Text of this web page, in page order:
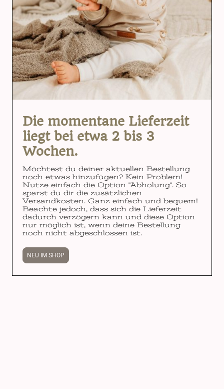
Die momentane Lieferzeit
liegt bei etwa 2 bis 3
Wochen.
Möchtest du deiner aktuellen Bestellung
noch etwas hinzufügen? Kein Problem!
Nutze einfach die Option "Abholung". So
sparst du dir die zusätzlichen
Versandkosten. Ganz einfach und bequem!
Beachte jedoch, dass sich die Lieferzeit
dadurch verzögern kann und diese Option
nur möglich ist, wenn deine Bestellung
noch nicht abgeschlossen ist.
NEU IM SHOP